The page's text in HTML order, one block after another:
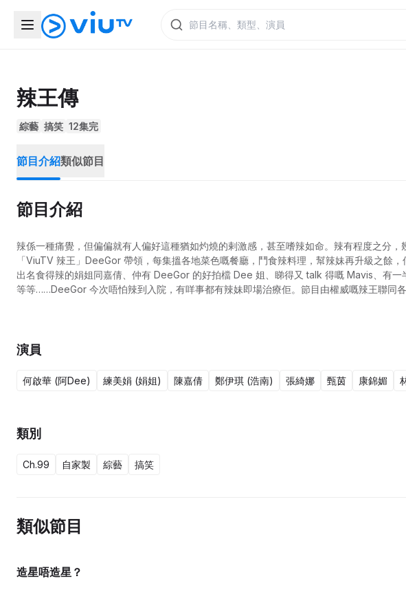
辣王傳
綜藝 搞笑 12集完
節目介紹類似節目
節目介紹
辣係一種痛覺，但偏偏就有人偏好這種猶如灼燒的剌激感，甚至嗜辣如命。辣有程度之分
「ViuTV 辣王」DeeGor 帶領，每集搵各地菜色嘅餐廳，鬥食辣料理，幫辣妹再升級之餘
出名食得辣的娟姐同嘉倩、仲有 DeeGor 的好拍檔 Dee 姐、睇得又 talk 得嘅 Mavis、有
等等……DeeGor 今次唔怕辣到入院，有咩事都有辣妹即場治療佢。節目由權威嘅辣王聯同
演員
何啟華 (阿Dee) 練美娟 (娟姐) 陳嘉倩 鄭伊琪 (浩南) 張綺娜 甄茵 康錦媚
類別
Ch.99 自家製 綜藝 搞笑
類似節目
造星唔造星？